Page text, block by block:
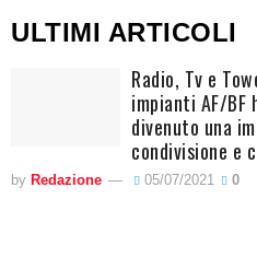
ULTIMI ARTICOLI
Radio, Tv e
impianti AF/BF
divenuto una
condivisione e
by Redazione 05/07/2021 0